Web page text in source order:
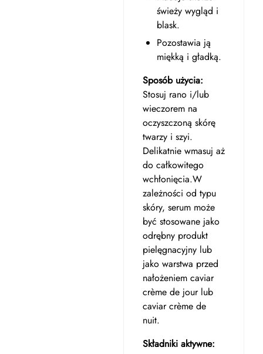
świeży wygląd i
blask.
Pozostawia ją
miękką i gładką.
Sposób użycia:
Stosuj rano i/lub
wieczorem na
oczyszczoną skórę
twarzy i szyi.
Delikatnie wmasuj aż
do całkowitego
wchłonięcia.W
zależności od typu
skóry, serum może
być stosowane jako
odrębny produkt
pielęgnacyjny lub
jako warstwa przed
nałożeniem caviar
crème de jour lub
caviar crème de
nuit.
Składniki aktywne: